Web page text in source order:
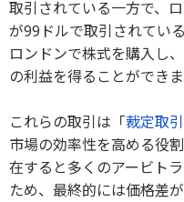
取引されている一方で、
が99ドルで取引されてい
ロンドンで株式を購入し
の利益を得ることができま
これらの取引は「裁定取引
市場の効率性を高める役
在すると多くのアービト
ため、最終的には価格差